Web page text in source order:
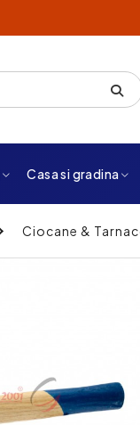
Casa si gradina
Ciocane &